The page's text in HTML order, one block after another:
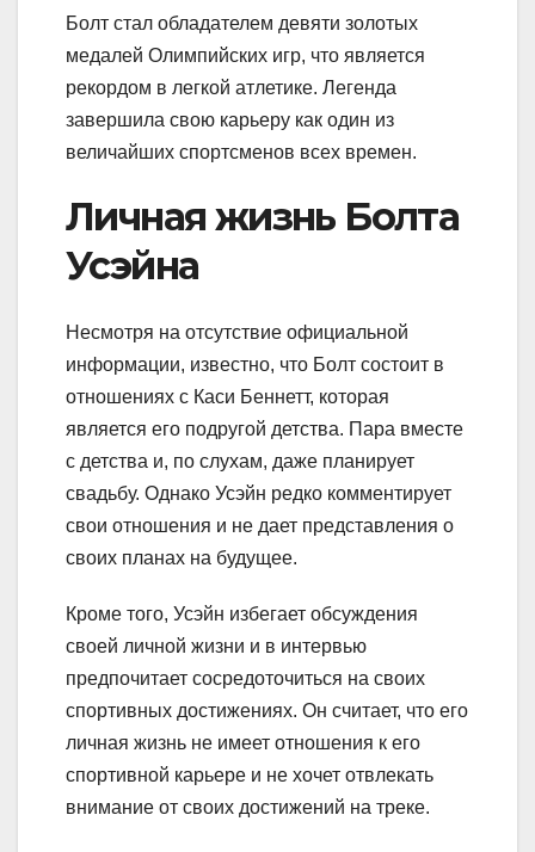
Болт стал обладателем девяти золотых
медалей Олимпийских игр, что является
рекордом в легкой атлетике. Легенда
завершила свою карьеру как один из
величайших спортсменов всех времен.
Личная жизнь Болта
Усэйна
Несмотря на отсутствие официальной
информации, известно, что Болт состоит в
отношениях с Каси Беннетт, которая
является его подругой детства. Пара вместе
с детства и, по слухам, даже планирует
свадьбу. Однако Усэйн редко комментирует
свои отношения и не дает представления о
своих планах на будущее.
Кроме того, Усэйн избегает обсуждения
своей личной жизни и в интервью
предпочитает сосредоточиться на своих
спортивных достижениях. Он считает, что его
личная жизнь не имеет отношения к его
спортивной карьере и не хочет отвлекать
внимание от своих достижений на треке.